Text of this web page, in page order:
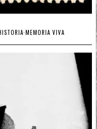
·MEMORIA VIVA